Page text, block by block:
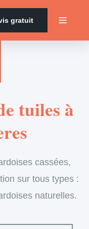
gratuit
tuiles à
cassées,
sur tous types :
naturelles.